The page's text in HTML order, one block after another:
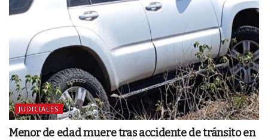
JUDICIALES
Menor de edad muere tras accidente de tránsito en